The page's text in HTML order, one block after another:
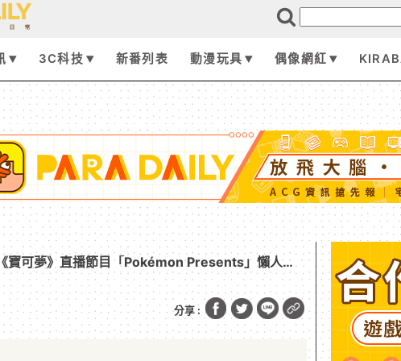
3C科技 新番列表 動漫玩具 偶像網紅
寶可夢》直播節目「Pokémon Presents」懶人
來豐富情報！
分享 :